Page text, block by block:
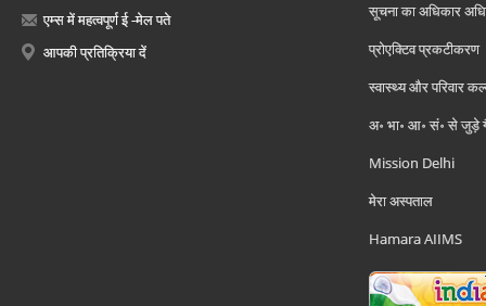
एम्स में महत्वपूर्ण ई -मेल पते
आपकी प्रतिक्रिया दें
सूचना का अधिकार
प्रोएक्टिव प्रकटीकरण
स्वास्थ्य और परिवार
अ॰ भा॰ आ॰ सं॰ से जुड़े
Mission Delhi
मेरा अस्पताल
Hamara AIIMS